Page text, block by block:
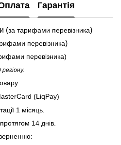
Гарантія
(за тарифами перевізника)
перевізника)
перевізника)
(LiqPay)
1 місяць.
14 днів.